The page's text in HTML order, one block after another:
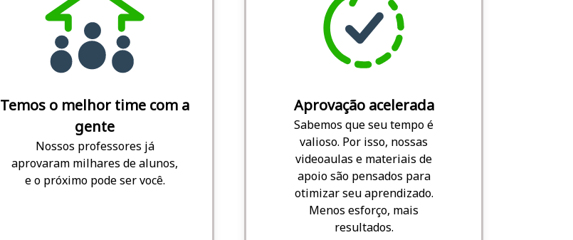
Temos o melhor time com a
gente
Nossos professores já
aprovaram milhares de alunos,
e o próximo pode ser você.
Aprovação acelerada
Sabemos que seu tempo é
valioso. Por isso, nossas
videoaulas e materiais de
apoio são pensados para
otimizar seu aprendizado.
Menos esforço, mais
resultados.